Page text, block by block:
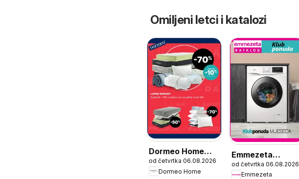
Omiljeni letci i katalozi
Dormeo Home
Katalog
od četvrtka 06.08.2026
Dormeo Home
Emmezeta
Katalog
od četvrtka 06.08.2026
Emmezeta